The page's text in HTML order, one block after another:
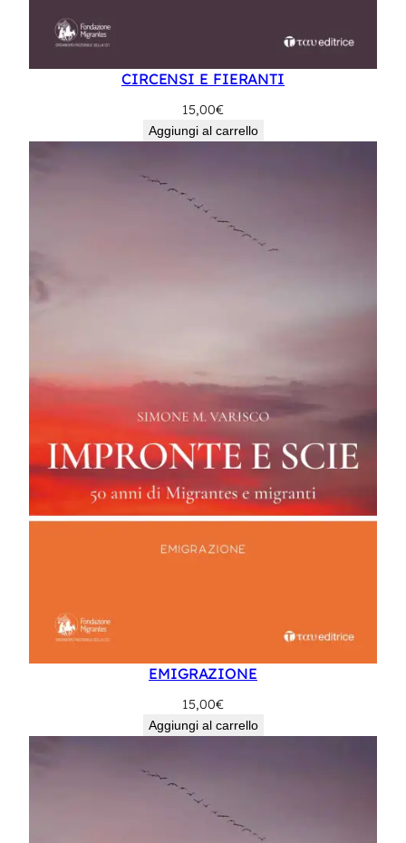
CIRCENSI E FIERANTI
15,00€
Aggiungi al carrello
EMIGRAZIONE
15,00€
Aggiungi al carrello